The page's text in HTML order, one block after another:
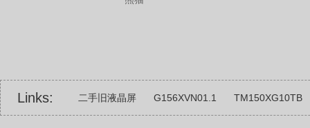
Links: 二手旧液晶屏 G156XVN01.1 TM150XG10TB